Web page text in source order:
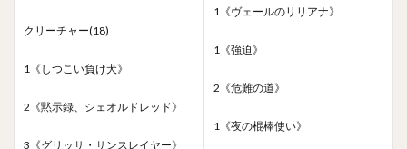
クリーチャー(18)
1《しつこい負け犬》
2《黙示録、シェオルドレッド》
3《グリッサ・サンスレイヤー》
1《ヴェールのリリアナ》
1《強迫》
2《危難の道》
1《夜の棍棒使い》